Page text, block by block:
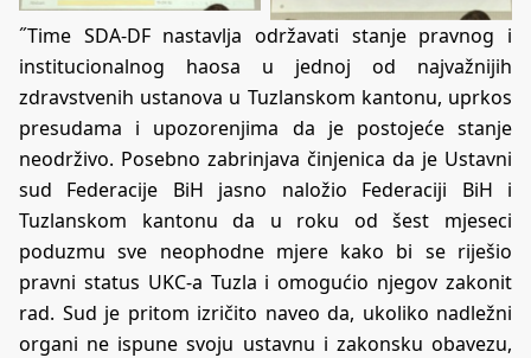
˝Time SDA-DF nastavlja održavati stanje pravnog i
institucionalnog haosa u jednoj od najvažnijih
zdravstvenih ustanova u Tuzlanskom kantonu, uprkos
presudama i upozorenjima da je postojeće stanje
neodrživo. Posebno zabrinjava činjenica da je Ustavni
sud Federacije BiH jasno naložio Federaciji BiH i
Tuzlanskom kantonu da u roku od šest mjeseci
poduzmu sve neophodne mjere kako bi se riješio
pravni status UKC-a Tuzla i omogućio njegov zakonit
rad. Sud je pritom izričito naveo da, ukoliko nadležni
organi ne ispune svoju ustavnu i zakonsku obavezu,